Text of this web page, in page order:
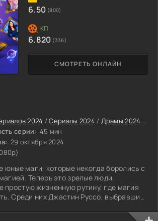
2024 /Сериалы 2024 / Драмы 2024
серии: 45 мин
29 октября 2024
юные маги, которые некогда боролись с
Теперь это зрелые люди,
простую жизненную рутину, где магия
Среди них Джастин Руссо, выбравший
СМОТРЕТЬ ОНЛАЙН
6.50 (800)
6.820 (336)